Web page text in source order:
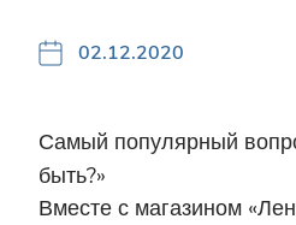
02.12.2020
Самый популярный
быть?»
Вместе с магазином